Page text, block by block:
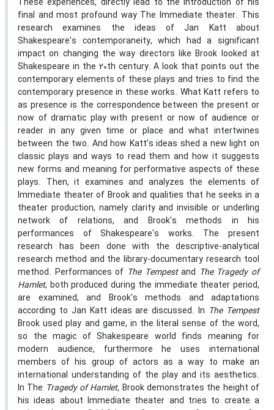
final and most profound way The Immediate theater. This
research examines the ideas of Jan Katt about
Shakespeare's contemporaneity, which had a significant
impact on changing the way directors like Brook looked at
Shakespeare in the 20th century. A look that points out the
contemporary elements of these plays and tries to find the
contemporary presence in these works. What Katt refers to
as presence is the correspondence between the present or
now of dramatic play with present or now of audience or
reader in any given time or place and what intertwines
between the two. And how Katt’s ideas shed a new light on
classic plays and ways to read them and how it suggests
new forms and meaning for performative aspects of these
plays. Then, it examines and analyzes the elements of
Immediate theater of Brook and qualities that he seeks in a
theater production, namely clarity and invisible or underling
network of relations, and Brook's methods in his
performances of Shakespeare's works. The present
research has been done with the descriptive-analytical
research method and the library-documentary research tool
method. Performances of The Tempestand The Tragedy of
Hamlet, both produced during the immediate theater period,
are examined, and Brook's methods and adaptations
according to Jan Katt ideas are discussed. In The Tempest
Brook used play and game, in the literal sense of the word,
so the magic of Shakespeare world finds meaning for
modern audience, furthermore he uses international
members of his group of actors as a way to make an
international understanding of the play and its aesthetics.
In The Tragedy of Hamlet, Brook demonstrates the height of
his ideas about Immediate theater and tries to create a